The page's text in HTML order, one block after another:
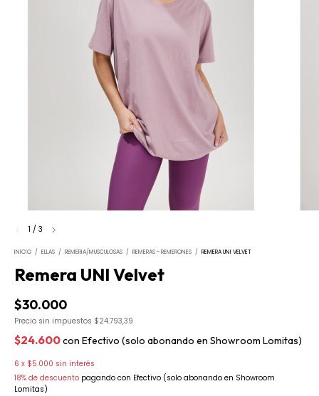
1 / 3
INICIO / ELLAS / REMERIA/MUSCULOSAS / REMERAS - REMERONES / REMERA UNI VELVET
Remera UNI Velvet
$30.000
Precio sin impuestos $24.793,39
$24.600con Efectivo (solo abonando en Showroom Lomitas)
6 x $5.000 sin interés
18% de descuento pagando con Efectivo (solo abonando en Showroom
Lomitas)